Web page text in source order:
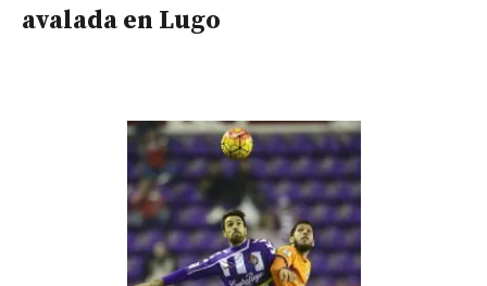
avalada en Lugo